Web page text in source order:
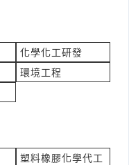
化學化工研發
環境工程
塑料橡膠化學代工